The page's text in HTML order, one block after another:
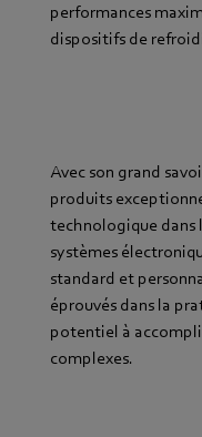
performances
dispositifs de
Avec son grand
produits
technologique dans
systèmes
standard et
éprouvés dans la
potentiel à
complexes.